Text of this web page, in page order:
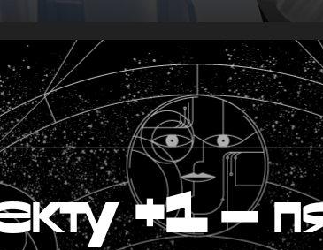
+1 —